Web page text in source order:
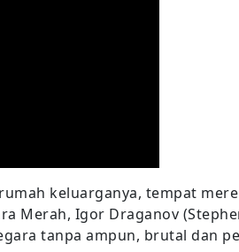
keluarganya, tempat
Merah, Igor Draganov
tanpa ampun, brutal dan